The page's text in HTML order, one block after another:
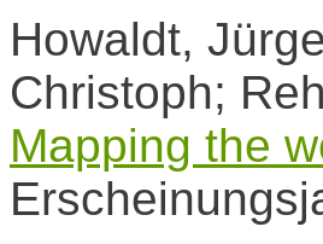
Howaldt,
Christoph;
Mapping the